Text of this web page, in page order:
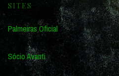
SITES
Palmeiras Oficial
Sócio Avanti